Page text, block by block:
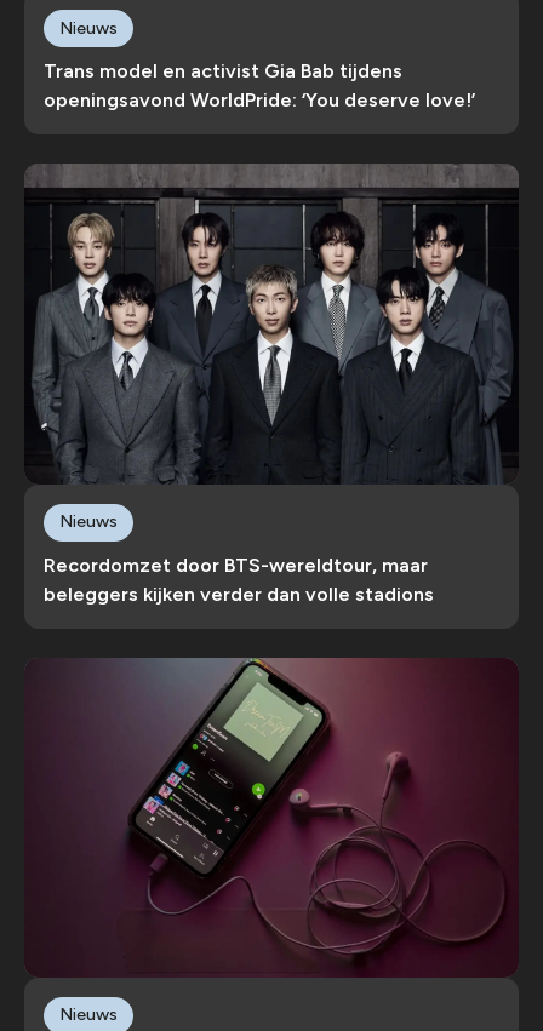
Trans model en activist Gia Bab tijdens
openingsavond WorldPride: ‘You deserve love!’
Nieuws
Recordomzet door BTS-wereldtour, maar
beleggers kijken verder dan volle stadions
Nieuws
Nieuws